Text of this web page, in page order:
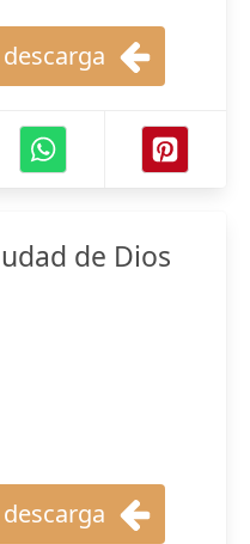
de Dios